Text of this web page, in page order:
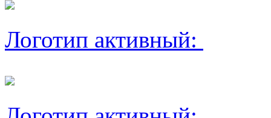
Логотип активный: